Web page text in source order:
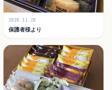
2020.11.28
保護者様より